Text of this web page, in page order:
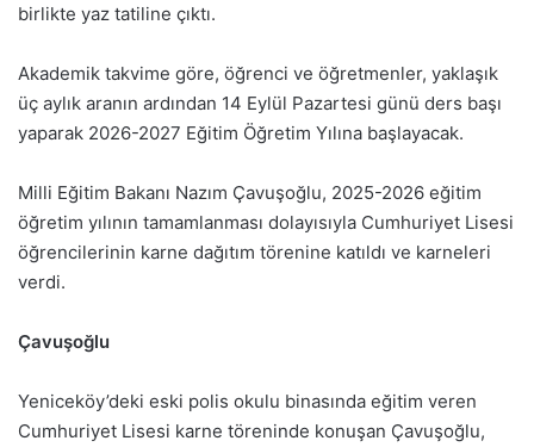
birlikte yaz tatiline çıktı.
Akademik takvime göre, öğrenci ve öğretmenler, yaklaşık
üç aylık aranın ardından 14 Eylül Pazartesi günü ders başı
yaparak 2026-2027 Eğitim Öğretim Yılına başlayacak.
Milli Eğitim Bakanı Nazım Çavuşoğlu, 2025-2026 eğitim
öğretim yılının tamamlanması dolayısıyla Cumhuriyet Lisesi
öğrencilerinin karne dağıtım törenine katıldı ve karneleri
verdi.
Çavuşoğlu
Yeniceköy’deki eski polis okulu binasında eğitim veren
Cumhuriyet Lisesi karne töreninde konuşan Çavuşoğlu,